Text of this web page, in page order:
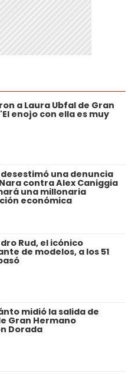
a Laura Ubfal de Gran
enojo con ella es muy
una denuncia
contra Alex Caniggia
una millonaria
económica
Rud, el icónico
de modelos, a los 51
midió la salida de
Gran Hermano
Dorada